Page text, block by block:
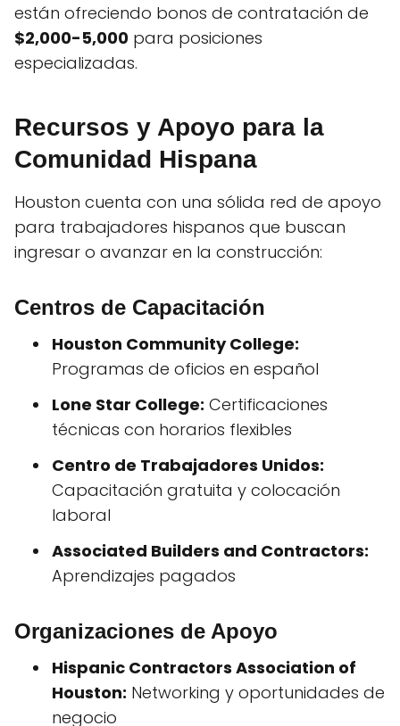
están ofreciendo bonos de contratación de
$2,000-5,000 para posiciones
especializadas.
Recursos y Apoyo para la
Comunidad Hispana
Houston cuenta con una sólida red de apoyo
para trabajadores hispanos que buscan
ingresar o avanzar en la construcción:
Centros de Capacitación
Houston Community College:
Programas de oficios en español
Lone Star College: Certificaciones
técnicas con horarios flexibles
Centro de Trabajadores Unidos:
Capacitación gratuita y colocación
laboral
Associated Builders and Contractors:
Aprendizajes pagados
Organizaciones de Apoyo
Hispanic Contractors Association of
Houston: Networking y oportunidades de
negocio